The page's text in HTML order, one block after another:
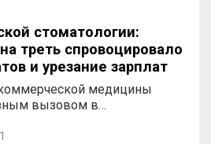
стоматологии:
треть спровоцировало
и урезание зарплат
медицины
вызовом в…